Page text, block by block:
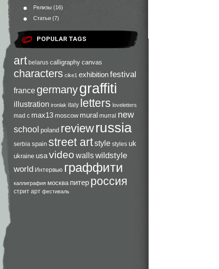
Релизы (16)
Статьи (7)
POPULAR TAGS
art belarus calligraphy canvas
characters cike1 exhibitionfestival
france germanygraffiti
illustration ironlak italy letters loveletters
mad c max13 moscow mural murral new
school poland reviewrussia
serbia spain street artstyle styles uk
ukraine usavideo wallswildstyle
world Интервью граффити
каллиграфия москва питер россия
стрит арт фестиваль